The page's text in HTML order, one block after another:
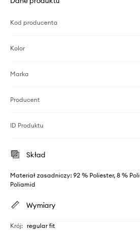
Kod producenta
Kolor
Marka
Producent
ID Produktu
Skład
Materiał zasadniczy: 92 % Poliester, 8 %
Poliamid
Wymiary
Krój: regular fit